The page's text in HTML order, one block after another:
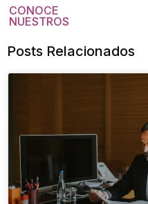
CONOCE
NUESTROS
Posts Relacionados